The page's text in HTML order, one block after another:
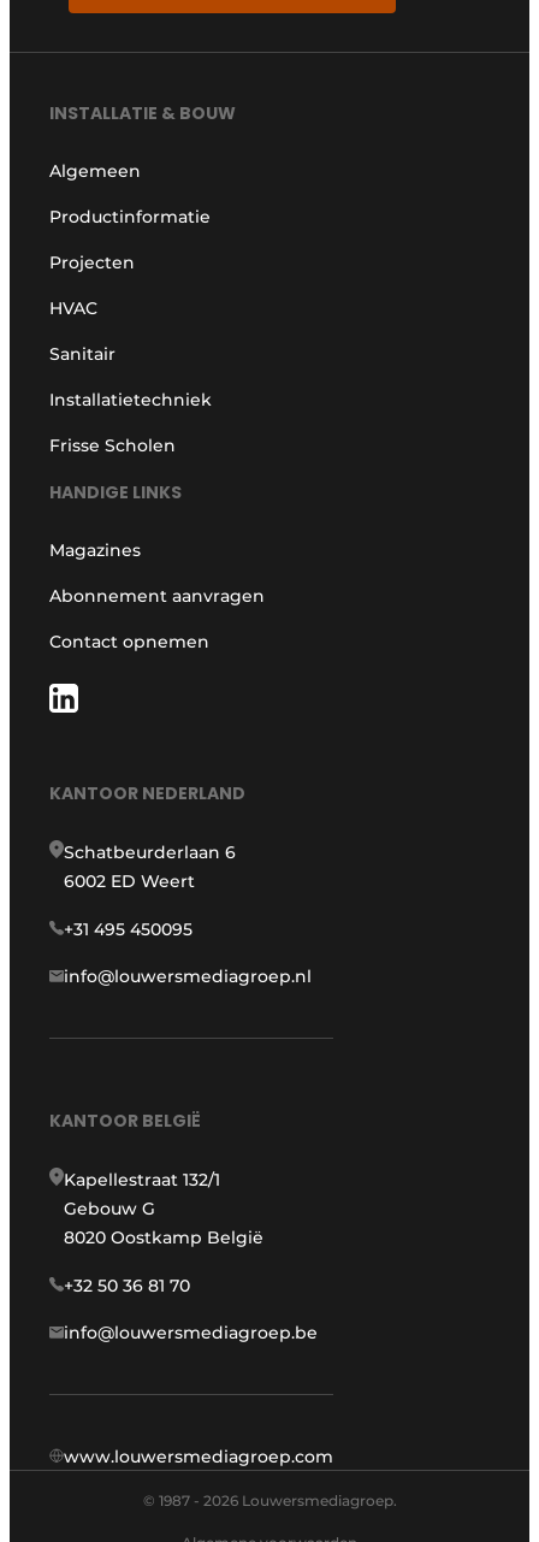
INSTALLATIE & BOUW
Algemeen
Productinformatie
Projecten
HVAC
Sanitair
Installatietechniek
Frisse Scholen
HANDIGE LINKS
Magazines
Abonnement aanvragen
Contact opnemen
KANTOOR NEDERLAND
Schatbeurderlaan 6
6002 ED Weert
+31 495 450095
info@louwersmediagroep.nl
KANTOOR BELGIË
Kapellestraat 132/1
Gebouw G
8020 Oostkamp België
+32 50 36 81 70
info@louwersmediagroep.be
www.louwersmediagroep.com
© 1987 - 2026 Louwersmediagroep.